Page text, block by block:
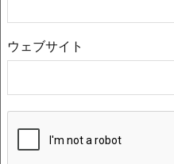
ウェブサイト